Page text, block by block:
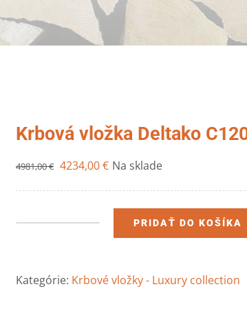
Krbová vložka Deltako
4981,00€ 4234,00€ Na sklade
vložka
PRIDAŤ DO KOŠÍKA
Kategórie: Krbové vložky - Luxury collection